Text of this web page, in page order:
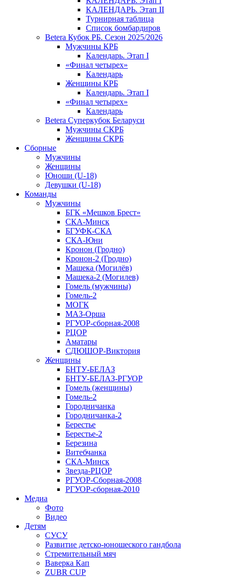
КАЛЕНДАРЬ. Этап II
Турнирная таблица
Список бомбардиров
Betera Кубок РБ. Сезон 2025/2026
Мужчины КРБ
Календарь. Этап I
«Финал четырех»
Календарь
Женщины КРБ
Календарь. Этап I
«Финал четырех»
Календарь
Betera Суперкубок Беларуси
Мужчины СКРБ
Женщины СКРБ
Сборные
Мужчины
Женщины
Юноши (U-18)
Девушки (U-18)
Команды
Мужчины
БГК «Мешков Брест»
СКА-Минск
БГУФК-СКА
СКА-Юни
Кронон (Гродно)
Кронон-2 (Гродно)
Машека (Могилёв)
Машека-2 (Могилев)
Гомель (мужчины)
Гомель-2
МОГК
МАЗ-Орша
РГУОР-сборная-2008
РЦОР
Аматары
СДЮШОР-Виктория
Женщины
БНТУ-БЕЛАЗ
БНТУ-БЕЛАЗ-РГУОР
Гомель (женщины)
Гомель-2
Городничанка
Городничанка-2
Берестье
Берестье-2
Березина
Витебчанка
СКА-Минск
Звезда-РЦОР
РГУОР-Сборная-2008
РГУОР-сборная-2010
Медиа
Фото
Видео
Детям
СУСУ
Развитие детско-юношеского гандбола
Стремительный мяч
Ваверка Кап
ZUBR CUP